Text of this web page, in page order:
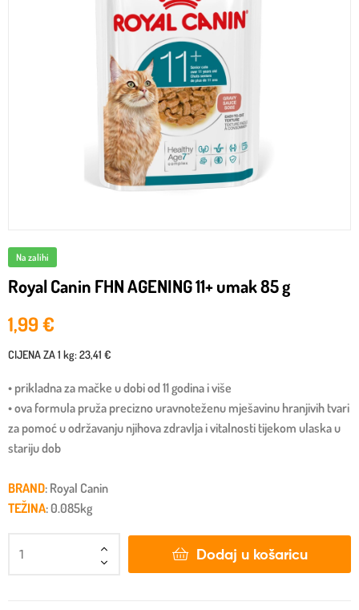
Na zalihi
Royal Canin FHN AGENING 11+ umak 85 g
1,99€
CIJENA ZA1 kg:23,41 €
• prikladna za mačke u dobi od 11 godina i više
• ova formula pruža precizno uravnoteženu mješavinu hranjivih tvari
za pomoć u održavanju njihova zdravlja i vitalnosti tijekom ulaska u
stariju dob
BRAND: Royal Canin
TEŽINA: 0.085kg
Dodaj u košaricu